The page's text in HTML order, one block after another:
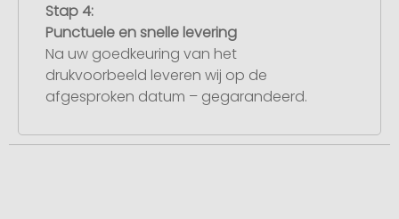
Stap 4:
Punctuele en snelle levering
Na uw goedkeuring van het
drukvoorbeeld leveren wij op de
afgesproken datum – gegarandeerd.